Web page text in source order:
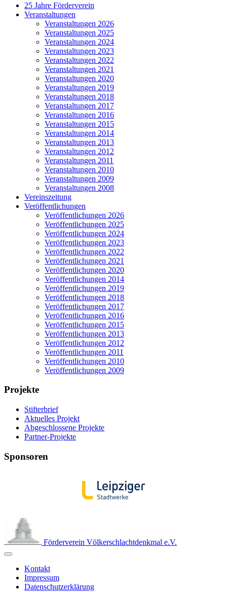
25 Jahre Förderverein
Veranstaltungen
Veranstaltungen 2026
Veranstaltungen 2025
Veranstaltungen 2024
Veranstaltungen 2023
Veranstaltungen 2022
Veranstaltungen 2021
Veranstaltungen 2020
Veranstaltungen 2019
Veranstaltungen 2018
Veranstaltungen 2017
Veranstaltungen 2016
Veranstaltungen 2015
Veranstaltungen 2014
Veranstaltungen 2013
Veranstaltungen 2012
Veranstaltungen 2011
Veranstaltungen 2010
Veranstaltungen 2009
Veranstaltungen 2008
Vereinszeitung
Veröffentlichungen
Veröffentlichungen 2026
Veröffentlichungen 2025
Veröffentlichungen 2024
Veröffentlichungen 2023
Veröffentlichungen 2022
Veröffentlichungen 2021
Veröffentlichungen 2020
Veröffentlichungen 2014
Veröffentlichungen 2019
Veröffentlichungen 2018
Veröffentlichungen 2017
Veröffentlichungen 2016
Veröffentlichungen 2015
Veröffentlichungen 2013
Veröffentlichungen 2012
Veröffentlichungen 2011
Veröffentlichungen 2010
Veröffentlichungen 2009
Projekte
Stifterbrief
Aktuelles Projekt
Abgeschlossene Projekte
Partner-Projekte
Sponsoren
Förderverein Völkerschlachtdenkmal e.V.
Kontakt
Impressum
Datenschutzerklärung